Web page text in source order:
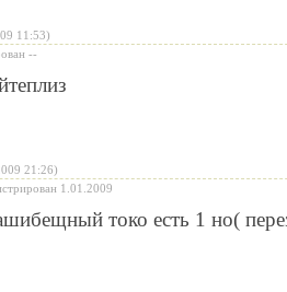
11:53)
--
21:26)
1.01.2009
токо есть 1 но(